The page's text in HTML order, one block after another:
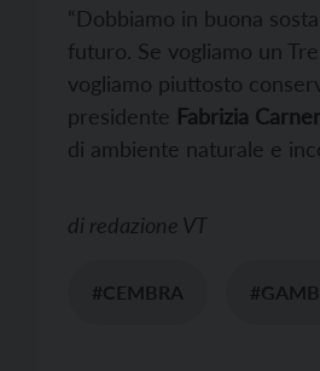
“Dobbiamo in buona
futuro. Se vogliamo un
vogliamo piuttosto
presidente Fabrizia
di ambiente naturale e
di redazione VT
#CEMBRA